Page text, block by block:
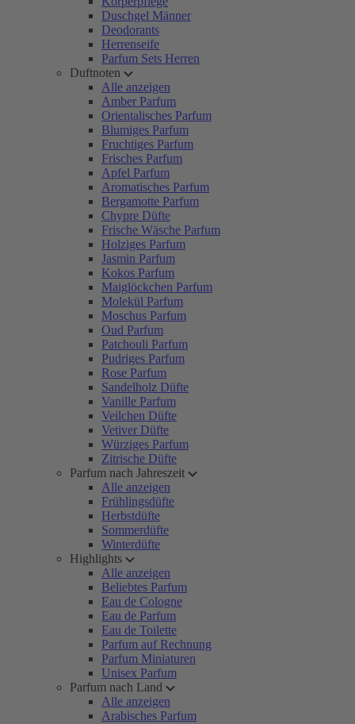
Duschgel Männer
Deodorants
Herrenseife
Parfum Sets Herren
Duftnoten
Alle anzeigen
Amber Parfum
Orientalisches Parfum
Blumiges Parfum
Fruchtiges Parfum
Frisches Parfum
Apfel Parfum
Aromatisches Parfum
Bergamotte Parfum
Chypre Düfte
Frische Wäsche Parfum
Holziges Parfum
Jasmin Parfum
Kokos Parfum
Maiglöckchen Parfum
Molekül Parfum
Moschus Parfum
Oud Parfum
Patchouli Parfum
Pudriges Parfum
Rose Parfum
Sandelholz Düfte
Vanille Parfum
Veilchen Düfte
Vetiver Düfte
Würziges Parfum
Zitrische Düfte
Parfum nach Jahreszeit
Alle anzeigen
Frühlingsdüfte
Herbstdüfte
Sommerdüfte
Winterdüfte
Highlights
Alle anzeigen
Beliebtes Parfum
Eau de Cologne
Eau de Parfum
Eau de Toilette
Parfum auf Rechnung
Parfum Miniaturen
Unisex Parfum
Parfum nach Land
Alle anzeigen
Arabisches Parfum